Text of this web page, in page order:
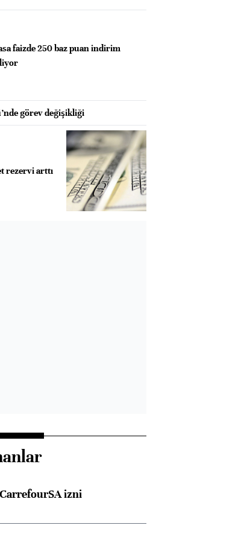
faizde 250 baz puan indirim
görev değişikliği
rezervi arttı
izni